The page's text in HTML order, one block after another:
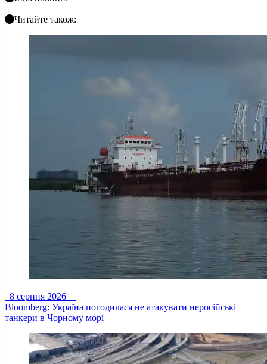
Читайте також:
8 серпня 2026
Bloomberg: Україна погодилася не атакувати неросійські
танкери в Чорному морі